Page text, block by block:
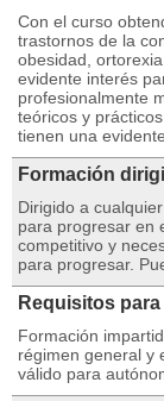
Con el curso
trastornos de la
obesidad,
evidente interés
profesionalmente
teóricos y
tienen una
Formación
Dirigido a
para progresar en
competitivo y
para progresar.
Requisitos
Formación
régimen general y
válido para